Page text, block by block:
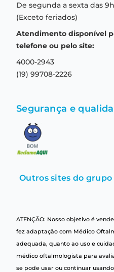
Formas de pagamento
Aviso de privacidade
Termos e condições de uso
Troca e devolução
Central de relacionamento
De segunda a sexta das 9h
(Exceto feriados)
Atendimento disponível
telefone ou pelo site:
4000-2943
(19) 99708-2226
Segurança e
Outros sites do grupo
ATENÇÃO: Nosso objetivo é
fez adaptação com Médico
adequada, quanto ao uso e
médico oftalmologista para
se pode usar ou continuar